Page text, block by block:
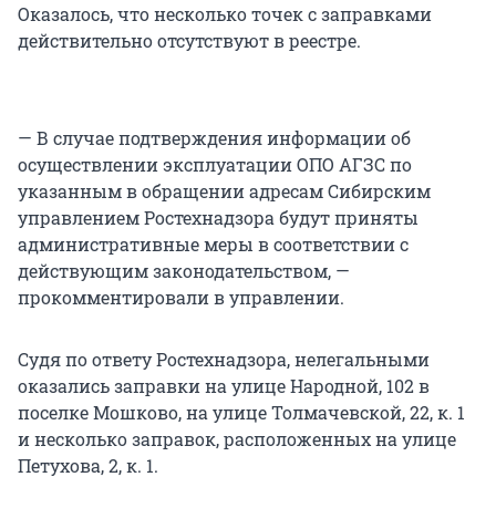
Оказалось, что несколько точек с заправками
действительно отсутствуют в реестре.
— В случае подтверждения информации об
осуществлении эксплуатации ОПО АГЗС по
указанным в обращении адресам Сибирским
управлением Ростехнадзора будут приняты
административные меры в соответствии с
действующим законодательством, —
прокомментировали в управлении.
Судя по ответу Ростехнадзора, нелегальными
оказались заправки на улице Народной, 102 в
поселке Мошково, на улице Толмачевской, 22, к. 1
и несколько заправок, расположенных на улице
Петухова, 2, к. 1.